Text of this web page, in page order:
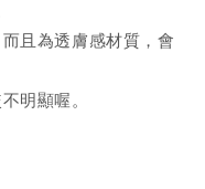
且為透膚感材質，會
明顯喔。